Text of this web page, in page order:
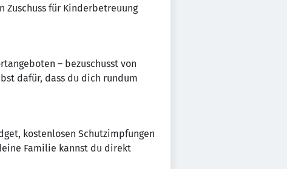
Zuschuss für Kinderbetreuung
– bezuschusst von
dafür, dass du dich rundum
kostenlosen Schutzimpfungen
Familie kannst du direkt